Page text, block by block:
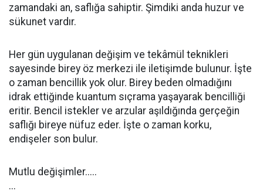
zamandaki an, saflığa sahiptir. Şimdiki anda huzur ve
sükunet vardır.
Her gün uygulanan değişim ve tekâmül teknikleri
sayesinde birey öz merkezi ile iletişimde bulunur. İşte
o zaman bencillik yok olur. Birey beden olmadığını
idrak ettiğinde kuantum sıçrama yaşayarak bencilliği
eritir. Bencil istekler ve arzular aşıldığında gerçeğin
saflığı bireye nüfuz eder. İşte o zaman korku,
endişeler son bulur.
Mutlu değişimler.....
...